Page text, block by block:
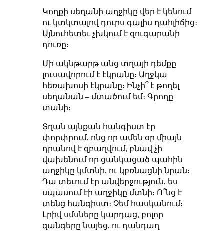
Կողքի սեղանի աղջիկը վեր է կենում
ու կտկտալով դուրս գալիս դահլիճից։
Այնուհետեւ չխկում է զուգարանի
դուռը։
Մի ակնթարթ անց տղայի դեմքը
լուսավորում է էկրանը։ Աղջկա
հեռախոսի էկրանը։ Ինչի՞ է թողել
սեղանան – մտածում եմ։ Գրողը
տանի։
Տղան այնքան հանգիստ էր
փորփրում, ոնց որ ամեն օր միայն
դրանով է զբաղվում, բնավ չի
վախենում որ ցանկացած պահին
աղջիկը կմտնի, ու կբռնացնի նրան։
Դա տեւում էր անվերջություն, ես
սպասում էի աղջիկը մտնի։ Ո՞նց է
տենց հանգիստ։ Չեմ հասկանում։
Լրիվ սմսները կարդաց, բոլոր
զանգերը նայեց, ու դանդաղ